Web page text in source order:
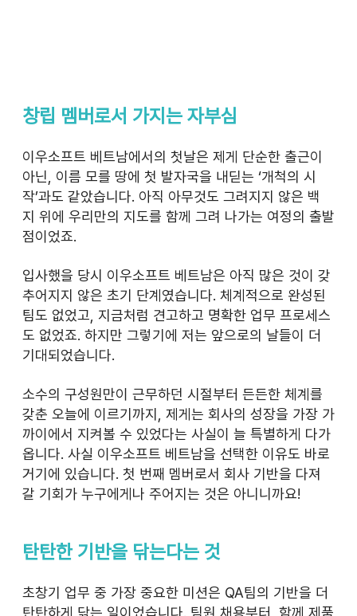
창립 멤버로서 가지는 자부심
이우소프트 베트남에서의 첫날은 제게 단순한 출근이
아닌, 이름 모를 땅에 첫 발자국을 내딛는 ‘개척의 시
작’과도 같았습니다. 아직 아무것도 그려지지 않은 백
지 위에 우리만의 지도를 함께 그려 나가는 여정의 출발
점이었죠.
입사했을 당시 이우소프트 베트남은 아직 많은 것이 갖
추어지지 않은 초기 단계였습니다. 체계적으로 완성된
팀도 없었고, 지금처럼 견고하고 명확한 업무 프로세스
도 없었죠. 하지만 그렇기에 저는 앞으로의 날들이 더
기대되었습니다.
소수의 구성원만이 근무하던 시절부터 든든한 체계를
갖춘 오늘에 이르기까지, 제게는 회사의 성장을 가장 가
까이에서 지켜볼 수 있었다는 사실이 늘 특별하게 다가
옵니다. 사실 이우소프트 베트남을 선택한 이유도 바로
거기에 있습니다. 첫 번째 멤버로서 회사 기반을 다져
갈 기회가 누구에게나 주어지는 것은 아니니까요!
탄탄한 기반을 닦는다는 것
초창기 업무 중 가장 중요한 미션은 QA팀의 기반을 더
탄탄하게 닦는 일이었습니다. 팀원 채용부터, 함께 제품